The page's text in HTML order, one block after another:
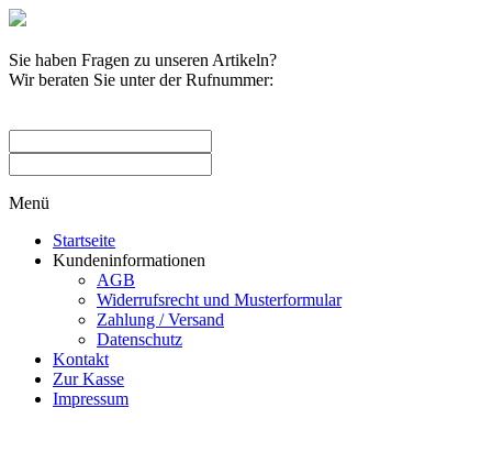
Sie haben Fragen zu unseren Artikeln?
Wir beraten Sie unter der Rufnummer:
Menü
Startseite
Kundeninformationen
AGB
Widerrufsrecht und Musterformular
Zahlung / Versand
Datenschutz
Kontakt
Zur Kasse
Impressum